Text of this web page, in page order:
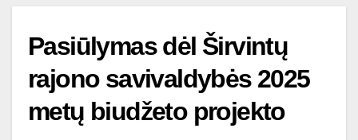
Pasiūlymas dėl Širvintų
rajono savivaldybės 2025
metų biudžeto projekto